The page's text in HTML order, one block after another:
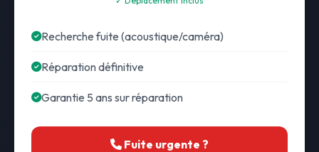
Recherche fuite (acoustique/caméra)
Réparation définitive
Garantie 5 ans sur réparation
Fuite urgente ?